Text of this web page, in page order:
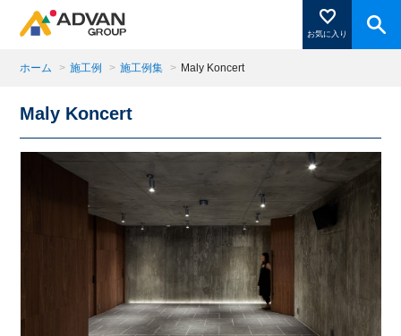
お気に入り
商品ページにある「お気に入り登録」を押すと登録した
商品がここに表示されます。
閉じる
ホーム > 施工例 > 施工例集 > Maly Koncert
Maly Koncert